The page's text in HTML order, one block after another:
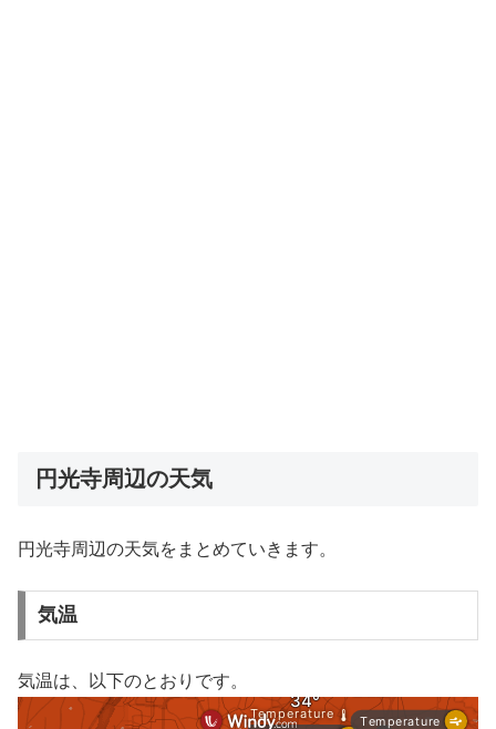
円光寺周辺の天気
円光寺周辺の天気をまとめていきます。
気温
気温は、以下のとおりです。